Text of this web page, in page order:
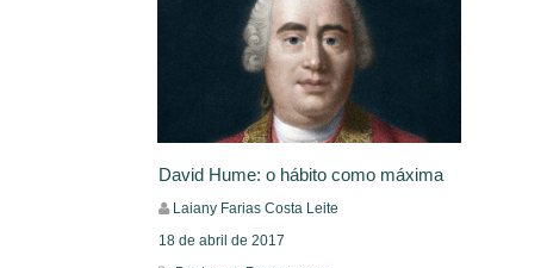
David Hume: o hábito como máxima
Laiany Farias Costa Leite
18 de abril de 2017